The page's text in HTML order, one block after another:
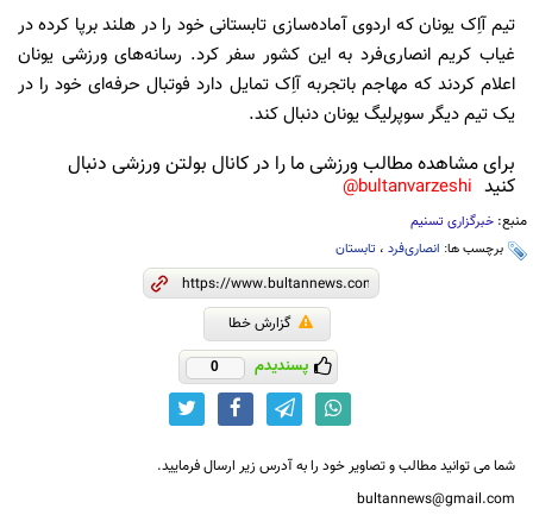
تیم آاِک یونان که اردوی آماده‌سازی تابستانی خود را در هلند برپا کرده در
غیاب کریم انصاری‌فرد به این کشور سفر کرد. رسانه‌های ورزشی یونان
اعلام کردند که مهاجم باتجربه آاِک تمایل دارد فوتبال حرفه‌ای خود را در
یک تیم دیگر سوپرلیگ یونان دنبال کند.
برای مشاهده مطالب ورزشی ما را در کانال بولتن ورزشی دنبال
کنید bultanvarzeshi@
منبع: خبرگزاری تسنیم
برچسب ها: انصاری‌فرد ، تابستان
گزارش خطا
پسندیدم 0
شما می توانید مطالب و تصاویر خود را به آدرس زیر ارسال فرمایید.
bultannews@gmail.com